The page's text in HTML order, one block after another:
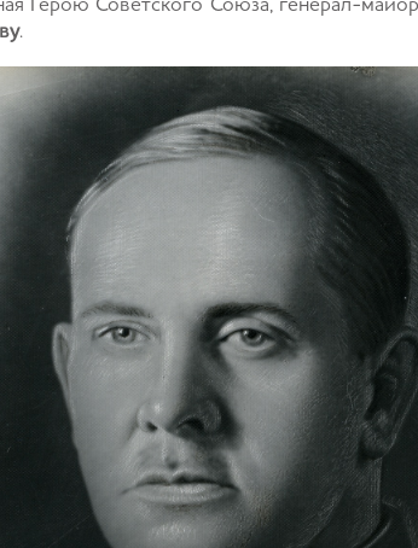
Герою Советского Союза, генерал-
.